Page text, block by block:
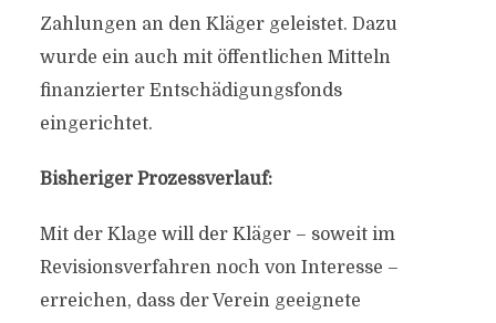
Zahlungen an den Kläger geleistet. Dazu
wurde ein auch mit öffentlichen Mitteln
finanzierter Entschädigungsfonds
eingerichtet.
Bisheriger Prozessverlauf:
Mit der Klage will der Kläger – soweit im
Revisionsverfahren noch von Interesse –
erreichen, dass der Verein geeignete